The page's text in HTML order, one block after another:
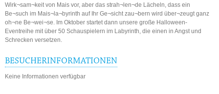
Wirk¬sam¬keit von Mais vor, aber das strah¬len¬de Lächeln, dass ein
Be¬such im Mais¬la¬byrinth auf Ihr Ge¬sicht zau¬bern wird über¬zeugt ganz
oh¬ne Be¬wei¬se. Im Oktober startet dann unsere große Halloween-
Eventreihe mit über 50 Schauspielern im Labyrinth, die einen in Angst und
Schrecken versetzen.
BESUCHERINFORMATIONEN
Keine Informationen verfügbar